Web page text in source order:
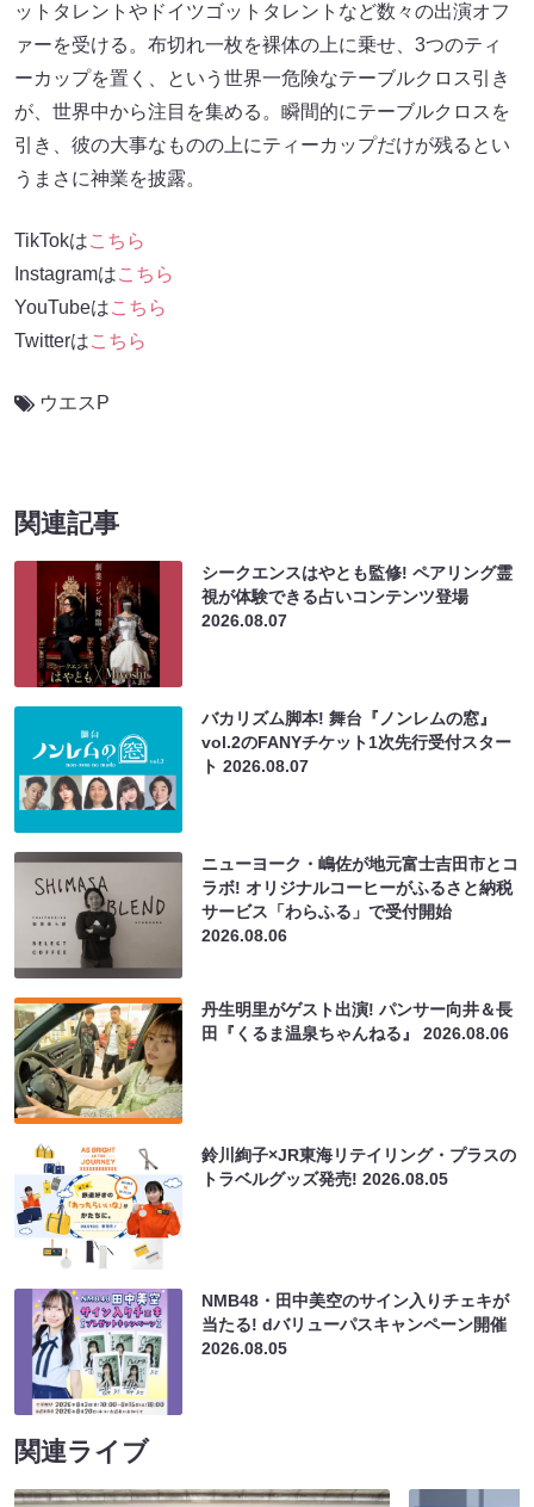
ットタレントやドイツゴットタレントなど数々の出演オフ
ァーを受ける。布切れ一枚を裸体の上に乗せ、3つのティ
ーカップを置く、という世界一危険なテーブルクロス引き
が、世界中から注目を集める。瞬間的にテーブルクロスを
引き、彼の大事なものの上にティーカップだけが残るとい
うまさに神業を披露。
TikTokはこちら
Instagramはこちら
YouTubeはこちら
Twitterはこちら
ウエスP
関連記事
シークエンスはやとも監修! ペアリング霊
視が体験できる占いコンテンツ登場
2026.08.07
バカリズム脚本! 舞台『ノンレムの窓』
vol.2のFANYチケット1次先行受付スター
ト2026.08.07
ニューヨーク・嶋佐が地元富士吉田市とコ
ラボ! オリジナルコーヒーがふるさと納税
サービス「わらふる」で受付開始
2026.08.06
丹生明里がゲスト出演! パンサー向井＆長
田『くるま温泉ちゃんねる』2026.08.06
鈴川絢子×JR東海リテイリング・プラスの
トラベルグッズ発売!2026.08.05
NMB48・田中美空のサイン入りチェキが
当たる! dバリューパスキャンペーン開催
2026.08.05
関連ライブ